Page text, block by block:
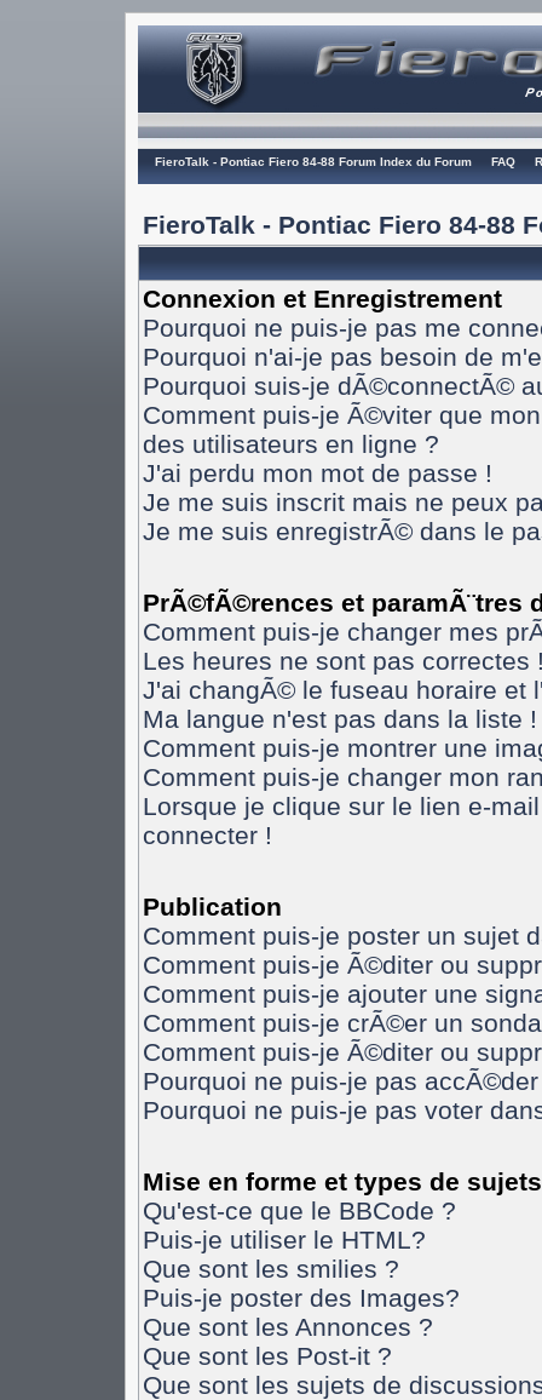
FieroTalk - Pontiac Fiero 84-88 Forum Index du Forum FAQ
FieroTalk - Pontiac Fiero 84-88
Connexion et Enregistrement
Pourquoi ne puis-je pas me
Pourquoi n'ai-je pas besoin de
Pourquoi suis-je dÃ©connectÃ©
Comment puis-je Ã©viter que
des utilisateurs en ligne ?
J'ai perdu mon mot de passe !
Je me suis inscrit mais ne peux
Je me suis enregistrÃ© dans le
PrÃ©fÃ©rences et paramÃ¨tres
Comment puis-je changer mes
Les heures ne sont pas correctes
J'ai changÃ© le fuseau horaire et
Ma langue n'est pas dans la liste !
Comment puis-je montrer une
Comment puis-je changer mon
Lorsque je clique sur le lien e-
connecter !
Publication
Comment puis-je poster un sujet
Comment puis-je Ã©diter ou
Comment puis-je ajouter une
Comment puis-je crÃ©er un
Comment puis-je Ã©diter ou
Pourquoi ne puis-je pas
Pourquoi ne puis-je pas voter
Mise en forme et types de sujets
Qu'est-ce que le BBCode ?
Puis-je utiliser le HTML?
Que sont les smilies ?
Puis-je poster des Images?
Que sont les Annonces ?
Que sont les Post-it ?
Que sont les sujets de